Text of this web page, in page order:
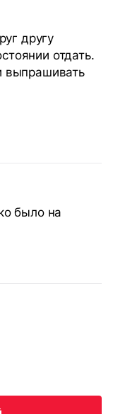
другу
отдать.
выпрашивать
было на